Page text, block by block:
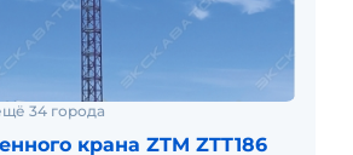
34 города
крана ZTM ZTT186